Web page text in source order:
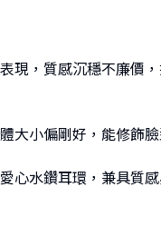
現，質感沉穩不廉價
大小偏剛好，能修飾
心水鑽耳環，兼具質